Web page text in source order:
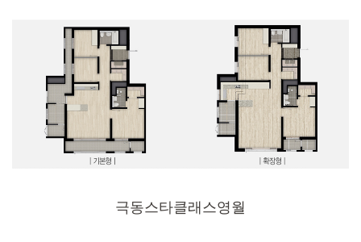
극동스타클래스영월